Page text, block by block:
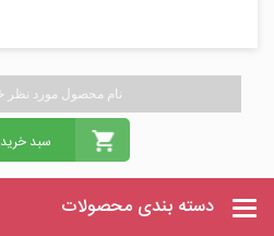
سبد خرید
دسته بندی محصولاتCategories